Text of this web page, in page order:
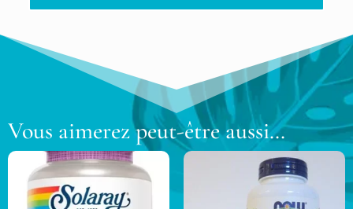
Vous aimerez peut-être aussi…